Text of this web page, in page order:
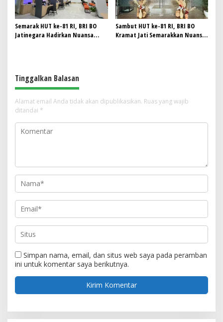
Semarak HUT ke-81 RI, BRI BO
Jatinegara Hadirkan Nuansa
Sambut HUT ke-81 RI, BRI BO
Kramat Jati Semarakkan Nuansa
Tinggalkan Balasan
Alamat email Anda tidak akan dipublikasikan. Ruas yang wajib
ditandai *
Simpan nama, email, dan situs web saya pada peramban
ini untuk komentar saya berikutnya.